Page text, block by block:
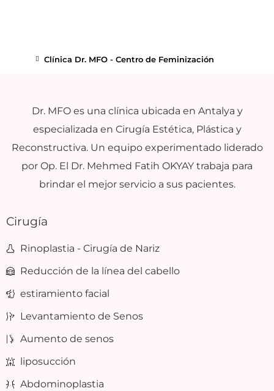
Clínica Dr. MFO - Centro de Feminización
Dr. MFO es una clínica ubicada en Antalya y
especializada en Cirugía Estética, Plástica y
Reconstructiva. Un equipo experimentado liderado
por Op. El Dr. Mehmed Fatih OKYAY trabaja para
brindar el mejor servicio a sus pacientes.
Cirugía
Rinoplastia - Cirugía de Nariz
Reducción de la línea del cabello
estiramiento facial
Levantamiento de Senos
Aumento de senos
liposucción
Abdominoplastia